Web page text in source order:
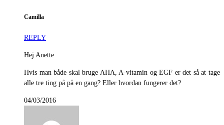
Camilla
REPLY
Hej Anette
Hvis man både skal bruge AHA, A-vitamin og EGF er det så at tage
alle tre ting på på en gang? Eller hvordan fungerer det?
04/03/2016